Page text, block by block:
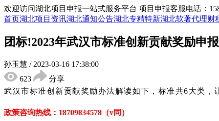
欢迎访问湖北项目申报一站式服务平台 项目申报客服电话：
首页湖北项目资讯湖北通知公告湖北专精特新湖北软著代理财
团标!2023年武汉市标准创新贡献奖励申
孙玉慧 / 2023-03-16 17:38:00
623
分享
武汉市标准创新贡献奖励办法解读如下，标准共6大类，
政策咨询热线： 18709834578（v同）